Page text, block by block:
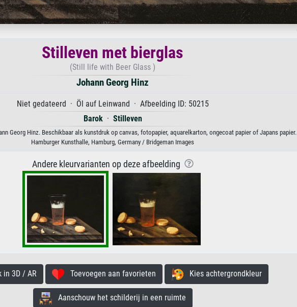
Stilleven met bierglas
(Still life with Beer Glass )
Johann Georg Hinz
Niet gedateerd · Öl auf Leinwand · Afbeelding ID: 50215
Barok· Stilleven
Georg Hinz. Beschikbaar als kunstdruk op canvas, fotopapier, aquarelkarton, ongecoat papier of Japans papier.
Hamburger Kunsthalle, Hamburg, Germany / Bridgeman Images
Andere kleurvarianten op deze afbeelding
in 3D / AR Toevoegen aan favorieten Kies achtergrondkleur
Aanschouw het schilderij in een ruimte